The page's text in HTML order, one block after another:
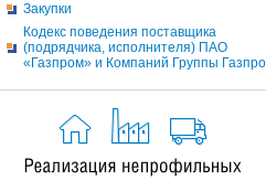
Закупки
Кодекс поведения поставщика
(подрядчика, исполнителя) ПАО
«Газпром» и Компаний Группы